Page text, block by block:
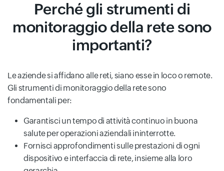
Perché gli strumenti di
monitoraggio della rete sono
importanti?
Le aziende si affidano alle reti, siano esse in loco o remote.
Gli strumenti di monitoraggio della rete sono
fondamentali per:
Garantisci un tempo di attività continuo in buona
salute per operazioni aziendali ininterrotte.
Fornisci approfondimenti sulle prestazioni di ogni
dispositivo e interfaccia di rete, insieme alla loro